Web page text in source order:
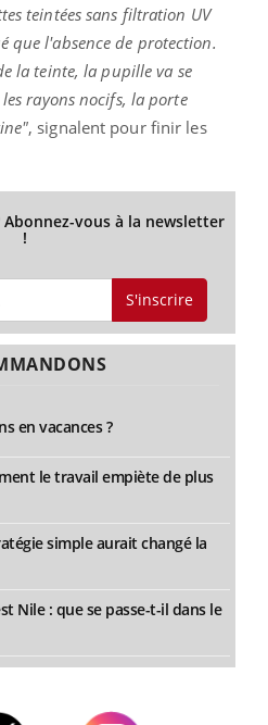
teintées sans filtration UV
que l'absence de protection.
la teinte, la pupille va se
rayons nocifs, la porte
, signalent pour finir les
vous à la newsletter
!
S'inscrire
en vacances ?
le travail empiète de plus
simple aurait changé la
Nile : que se passe-t-il dans le